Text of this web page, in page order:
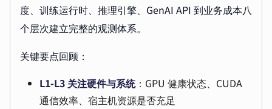
度、训练运行时、推理引擎、GenAI API 到业务成本八
个层次建立完整的观测体系。
关键要点回顾：
L1-L3 关注硬件与系统：GPU 健康状态、CUDA
通信效率、宿主机资源是否充足